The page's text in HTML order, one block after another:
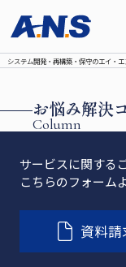
システム開発‧再構築‧保守のエイ‧
Column
お悩み解決
サービスに関する
こちらのフォーム
資料請